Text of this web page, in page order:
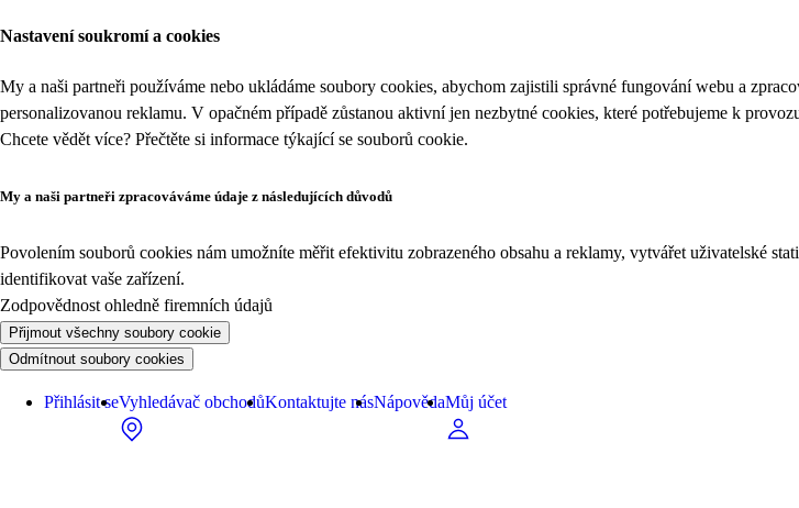
Nastavení soukromí a cookies
My a naši partneři používáme nebo ukládáme soubory cookies, abychom zajistili správné fungování webu a
personalizovanou reklamu. V opačném případě zůstanou aktivní jen nezbytné cookies, které potřebujeme k
Chcete vědět více? Přečtěte si informace týkající se souborů cookie.
My a naši partneři zpracováváme údaje z následujících důvodů
Povolením souborů cookies nám umožníte měřit efektivitu zobrazeného obsahu a reklamy, vytvářet uživatelské
identifikovat vaše zařízení.
Zodpovědnost ohledně firemních údajů
Přijmout všechny soubory cookie
Odmítnout soubory cookies
Přihlásit seVyhledávač obchodůKontaktujte násNápovědaMůj účet